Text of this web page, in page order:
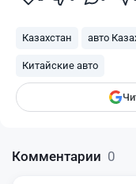
Казахстан авто
Китайские авто
Комментарии 0